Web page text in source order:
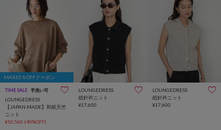
MAX15％OFFクーポン
TIME SALE 手洗い可
LOUNGEDRESS
【JAPAN MADE】和紙天竺
ニット
¥10,560 (40%OFF)
LOUNGEDRESS
総針衿ニット
¥17,600
LOUNGEDRESS
総針衿ニット
¥17,600